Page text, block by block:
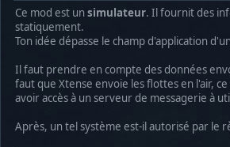
Ce mod est un simulateur. Il fournit des
statiquement.
Ton idée dépasse le champ d'application
Il faut prendre en compte des données
faut que Xtense envoie les flottes en l'air, ce
avoir accès à un serveur de messagerie à
Après, un tel système est-il autorisé par le